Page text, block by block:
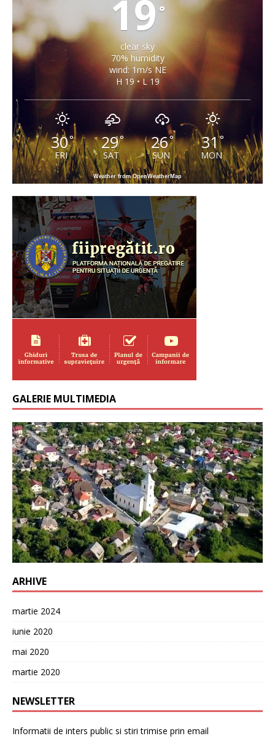
19 °
clear sky
70% humidity
wind: 1m/s NE
H 19 • L 19
30°
FRI
29°
SAT
26°
SUN
31°
MON
Weather from OpenWeatherMap
GALERIE MULTIMEDIA
ARHIVE
martie 2024
iunie 2020
mai 2020
martie 2020
NEWSLETTER
Informatii de inters public si stiri trimise prin email